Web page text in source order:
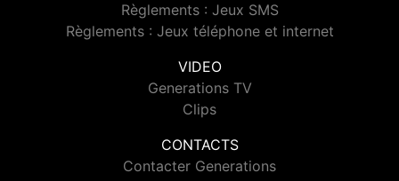
Règlements : Jeux SMS
Règlements : Jeux téléphone et internet
VIDEO
Generations TV
Clips
CONTACTS
Contacter Generations